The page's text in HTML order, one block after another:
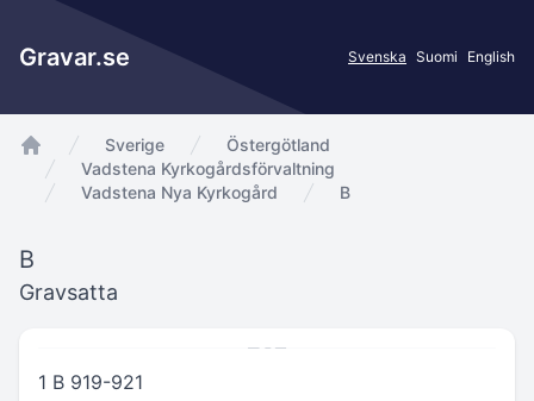
Gravar.se Svenska Suomi English
app.Start
Sverige
Östergötland
Vadstena Kyrkogårdsförvaltning
Vadstena Nya Kyrkogård
B
B
Gravsatta
1 B 919-921